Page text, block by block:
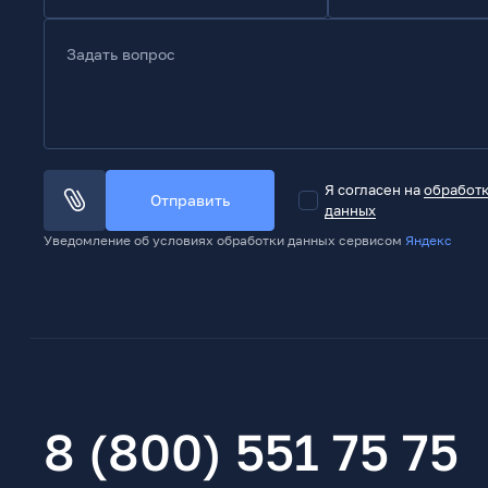
Задать вопрос
Отправить
Я согласен на
данных
Уведомление об условиях обработки данных сервисом Яндекс
8 (800) 551 75 75